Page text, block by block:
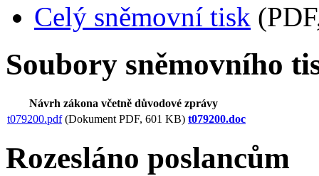
Celý sněmovní tisk
Soubory sněmovního
Návrh zákona včetně důvodové zprávy
t079200.pdf(Dokument PDF, 601 KB) t079200.doc
Rozesláno poslancům